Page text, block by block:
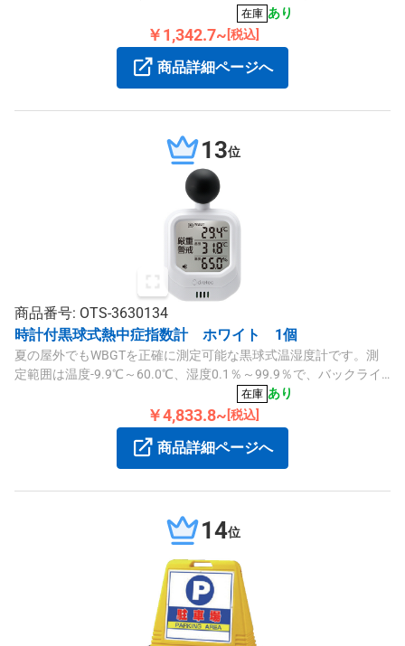
在庫 あり
￥1,342.7~ [税込]
商品詳細ページへ
13位
商品番号: OTS-3630134
時計付黒球式熱中症指数計 ホワイト 1個
夏の屋外でもWBGTを正確に測定可能な黒球式温湿度計です。測
定範囲は温度-9.9℃～60.0℃、湿度0.1％～99.9％で、バックライ
トやアラーム機能、三脚取り付けも備えています。
在庫 あり
￥4,833.8~ [税込]
商品詳細ページへ
14位